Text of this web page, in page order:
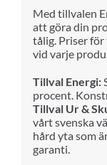
Med tillvalen
att göra din
tålig. Priser
vid varje
Tillval Energi:
procent.
Tillval Ur &
vårt svenska
hård yta som
garanti.